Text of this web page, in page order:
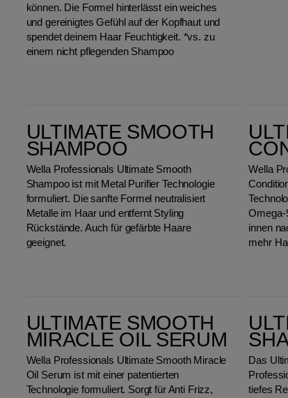
können. Die Formel hinterlässt ein weiches
und gereinigtes Gefühl auf der Kopfhaut und
spendet deinem Haar Feuchtigkeit. *vs. zu
einem nicht pflegenden Shampoo
ULTIMATE SMOOTH
SHAMPOO
Wella Professionals Ultimate Smooth
Shampoo ist mit Metal Purifier Technologie
formuliert. Die sanfte Formel neutralisiert
Metalle im Haar und entfernt Styling
Rückstände. Auch für gefärbte Haare
geeignet.
Wella
Omega-
innen
mehr
ULTIMATE SMOOTH
MIRACLE OIL SERUM
Wella Professionals Ultimate Smooth Miracle
Oil Serum ist mit einer patentierten
Technologie formuliert. Sorgt für Anti Frizz,
Das
tiefes